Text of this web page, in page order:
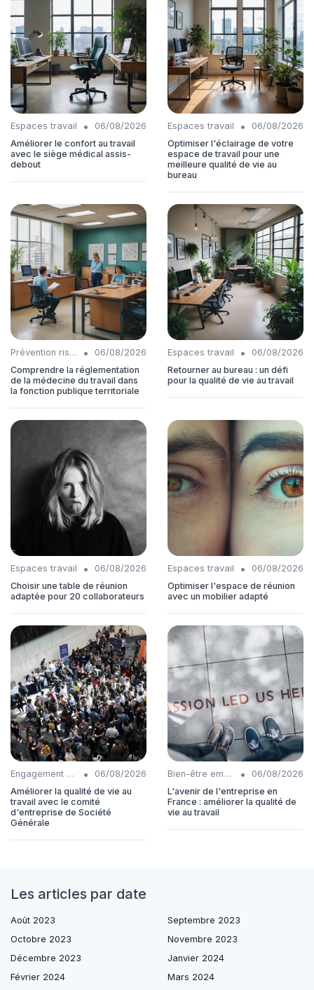
Espaces travail •
06/08/2026
Améliorer le confort au travail
avec le siège médical assis-
debout
Espaces travail •
06/08/2026
Optimiser l'éclairage de votre
espace de travail pour une
meilleure qualité de vie au
bureau
Prévention risques •
06/08/2026
Comprendre la réglementation
de la médecine du travail dans
la fonction publique territoriale
Espaces travail •
06/08/2026
Retourner au bureau : un défi
pour la qualité de vie au travail
Espaces travail •
06/08/2026
Choisir une table de réunion
adaptée pour 20 collaborateurs
Espaces travail •
06/08/2026
Optimiser l'espace de réunion
avec un mobilier adapté
Engagement collaborateurs •
06/08/2026
Améliorer la qualité de vie au
travail avec le comité
d'entreprise de Société
Générale
Bien-être employés •
06/08/2026
L'avenir de l'entreprise en
France : améliorer la qualité de
vie au travail
Les articles par date
Août 2023
Septembre 2023
Octobre 2023
Novembre 2023
Décembre 2023
Janvier 2024
Février 2024
Mars 2024